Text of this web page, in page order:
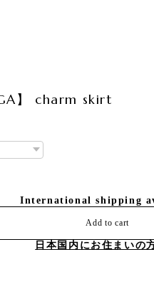
】 charm skirt
International shipping
Add to cart
日本国内にお住まいの